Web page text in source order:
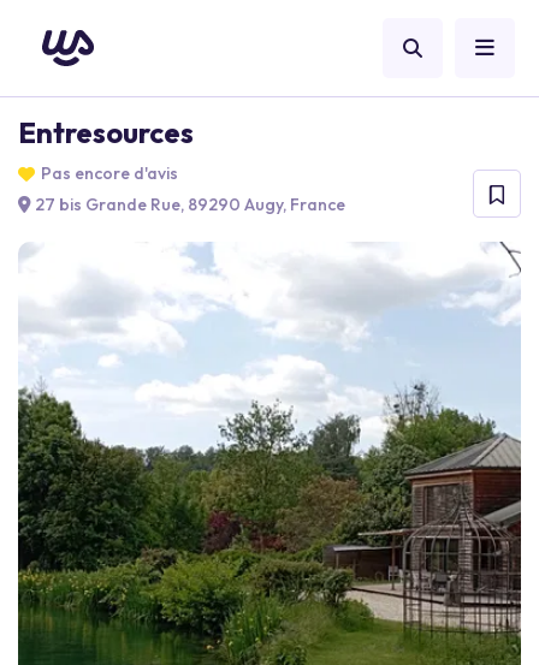
Entresources
Pas encore d'avis
27 bis Grande Rue, 89290 Augy, France